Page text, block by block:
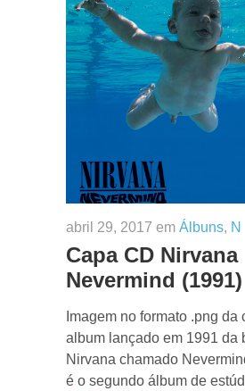
abril 29, 2017 em Álbuns, N
Capa CD Nirvana
Nevermind (1991)
Imagem no formato .png da
album lançado em 1991 da
Nirvana chamado
é o segundo álbum de